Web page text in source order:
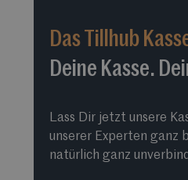
Das Tillhub
Deine Kasse.
Lass Dir jetzt unsere
unserer Experten ganz
natürlich ganz